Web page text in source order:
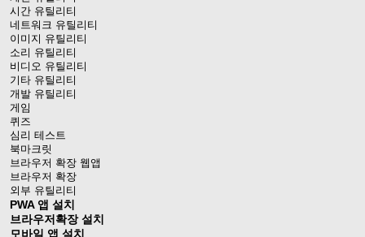
시간 유틸리티
네트워크 유틸리티
이미지 유틸리티
소리 유틸리티
비디오 유틸리티
기타 유틸리티
개발 유틸리티
게임
퀴즈
심리 테스트
북마크릿
브라우저 확장 웹앱
브라우저 확장
외부 유틸리티
PWA 앱 설치
브라우저확장 설치
모바일 앱 설치